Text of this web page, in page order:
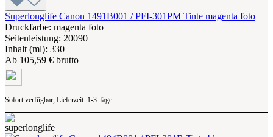
Superlonglife Canon 1491B001 / PFI-301PM Tinte magenta foto
Druckfarbe: magenta foto
Seitenleistung: 20090
Inhalt (ml): 330
Ab 105,59 € brutto
Sofort verfügbar, Lieferzeit: 1-3 Tage